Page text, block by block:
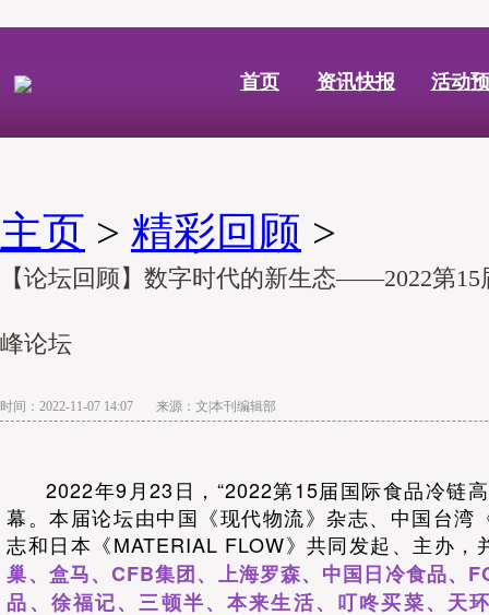
首页 资讯快报 活动
主页 > 精彩回顾 >
【论坛回顾】数字时代的新生态——2022第
峰论坛
时间：2022-11-07 14:07 来源：文|本刊编辑部
2022年9月23日，“2022第15届国际食品冷链
幕。本届论坛由中国《现代物流》杂志、中国台湾
志和日本《MATERIAL FLOW》共同发起、主办，
巢、盒马、CFB集团、上海罗森、中国日冷食品、
品、徐福记、三顿半、本来生活、叮咚买菜、天